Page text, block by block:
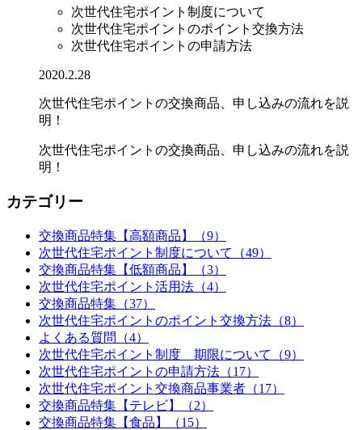
次世代住宅ポイント制度について
次世代住宅ポイントのポイント交換方法
次世代住宅ポイントの申請方法
2020.2.28
次世代住宅ポイントの交換商品、申し込みの流れを説
明！
次世代住宅ポイントの交換商品、申し込みの流れを説
明！
カテゴリー
交換商品特集【高額商品】（9）
次世代住宅ポイント制度について（49）
交換商品特集【低額商品】（3）
次世代住宅ポイント活用法（4）
交換商品特集（37）
次世代住宅ポイントのポイント交換方法（8）
よくある質問（4）
次世代住宅ポイント制度 期限について（9）
次世代住宅ポイントの申請方法（17）
次世代住宅ポイント交換商品事業者（17）
交換商品特集【テレビ】（2）
交換商品特集【食品】（15）